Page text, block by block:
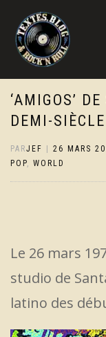
‘AMIGOS’
DEMI-SIÈCLE
PARJEF 26 MARS
POP, WORLD
Le 26 mars
studio de
latino des